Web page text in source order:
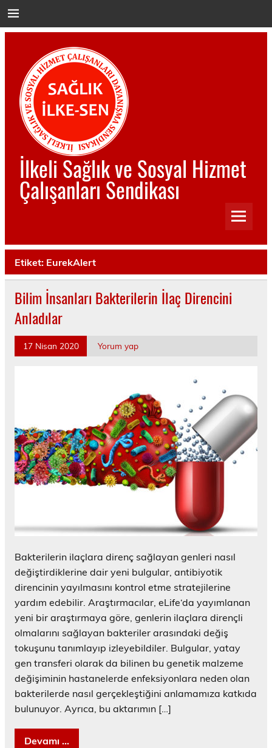
geç
İlkeli Sağlık ve Sosyal Hizmet
Çalışanları Sendikası
İlkeli Sağlık ve Sosyal Hizmet Çalışanları Sendikası
Etiket: EurekAlert
Bilim İnsanları Bakterilerin İlaç Direncini
Anladılar
17 Nisan 2020 Yorum yap
Bakterilerin ilaçlara direnç sağlayan genleri nasıl
değiştirdiklerine dair yeni bulgular, antibiyotik
direncinin yayılmasını kontrol etme stratejilerine
yardım edebilir. Araştırmacılar, eLife‘da yayımlanan
yeni bir araştırmaya göre, genlerin ilaçlara dirençli
olmalarını sağlayan bakteriler arasındaki değiş
tokuşunu tanımlayıp izleyebildiler. Bulgular, yatay
gen transferi olarak da bilinen bu genetik malzeme
değişiminin hastanelerde enfeksiyonlara neden olan
bakterilerde nasıl gerçekleştiğini anlamamıza katkıda
bulunuyor. Ayrıca, bu aktarımın […]
Devamı ...